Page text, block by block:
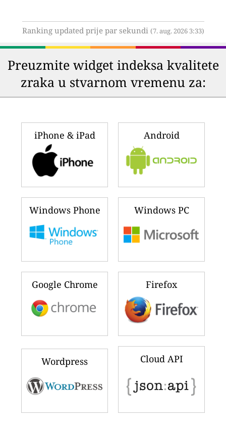
Ranking updated prije par sekundi (7. aug. 2026 3:33)
Preuzmite widget indeksa kvalitete
zraka u stvarnom vremenu za:
iPhone & iPad Android
Windows Phone Windows PC
Google Chrome Firefox
Wordpress Cloud API